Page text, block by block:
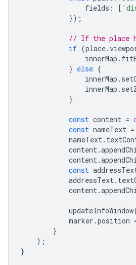
fields : [
});
// If the place
if (place.
innerMap .
} else {
innerMap .
innerMap .
}
const content =
const nameText =
nameText.
content.
content.
const
addressText.
content.
updateInfoWindow
marker .position
}
);
}